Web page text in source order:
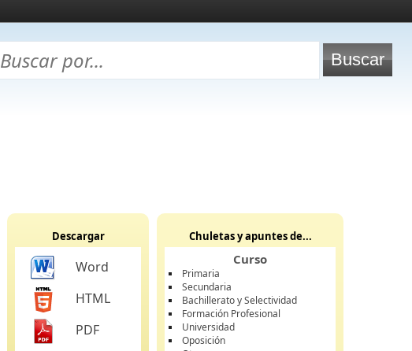
Descargar
Word
HTML
PDF
Chuletas y apuntes de...
Curso
Primaria
Secundaria
Bachillerato y Selectividad
Formación Profesional
Universidad
Oposición